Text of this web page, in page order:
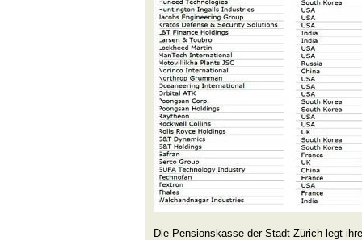
Die Pensionskasse der Stadt Zürich legt